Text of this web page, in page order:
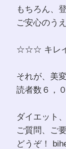
もちろん、
ご安心のう
☆☆☆ キレ
それが、美
読者数６，
ダイエット
ご質問、ご
どうぞ！